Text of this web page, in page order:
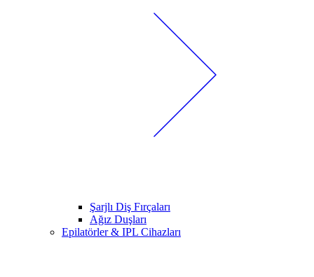
Şarjlı Diş Fırçaları
Ağız Duşları
Epilatörler & IPL Cihazları